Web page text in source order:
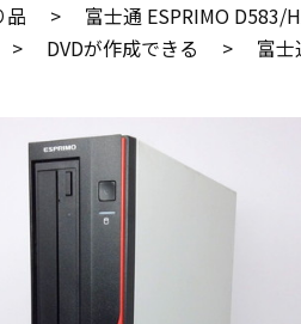
品 >
富士通 ESPRIMO D583/
> DVDが作成できる > 富